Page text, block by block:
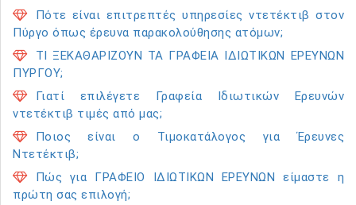
Πότε είναι επιτρεπτές υπηρεσίες ντετέκτιβ στον
Πύργο όπως έρευνα παρακολούθησης ατόμων;
ΤΙ ΞΕΚΑΘΑΡΙΖΟΥΝ ΤΑ ΓΡΑΦΕΙΑ ΙΔΙΩΤΙΚΩΝ ΕΡΕΥΝΩΝ
ΠΥΡΓΟΥ;
Γιατί επιλέγετε Γραφεία Ιδιωτικών Ερευνών
ντετέκτιβ τιμές από μας;
Ποιος είναι ο Τιμοκατάλογος για Έρευνες
Ντετέκτιβ;
Πώς για ΓΡΑΦΕΙΟ ΙΔΙΩΤΙΚΩΝ ΕΡΕΥΝΩΝ είμαστε η
πρώτη σας επιλογή;